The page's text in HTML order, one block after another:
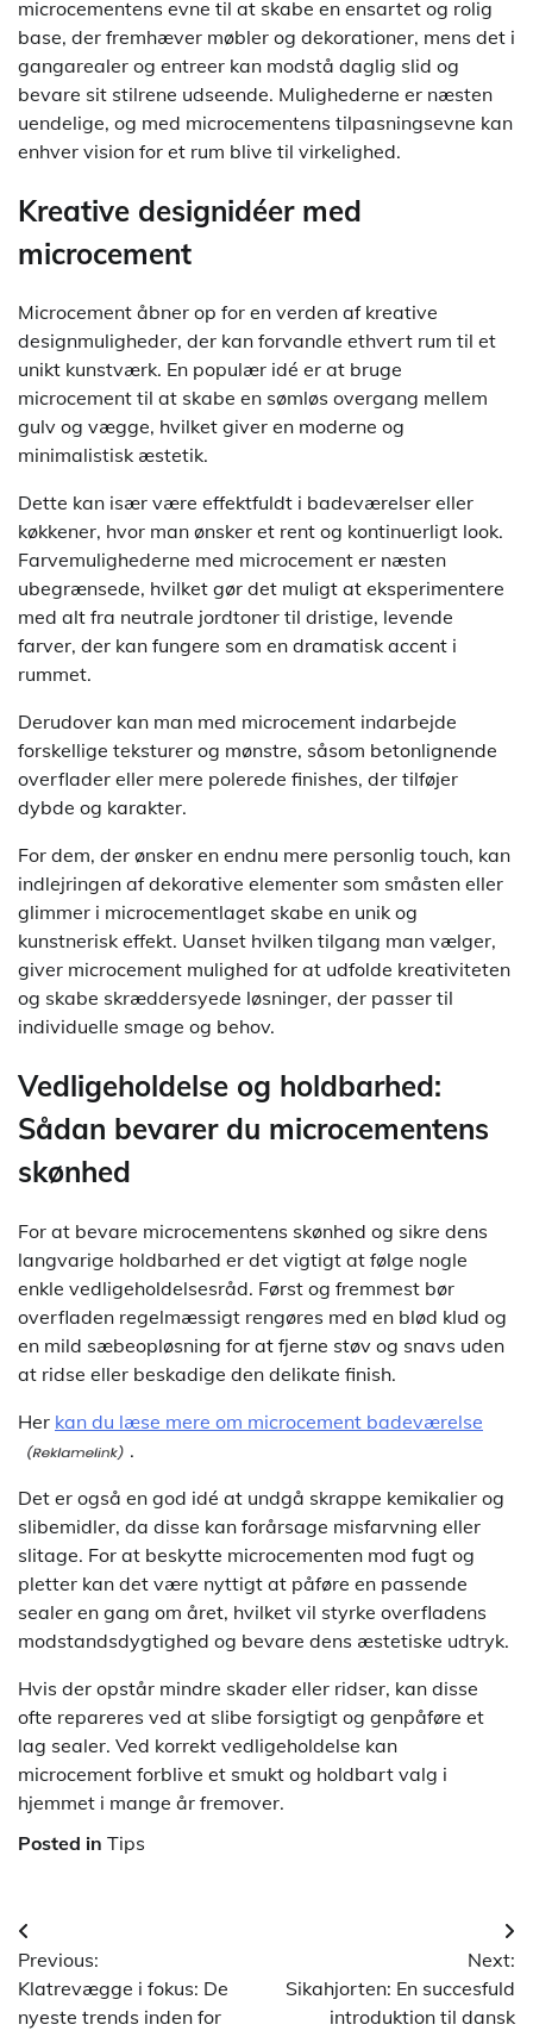
microcementens evne til at skabe en ensartet og rolig
base, der fremhæver møbler og dekorationer, mens det i
gangarealer og entreer kan modstå daglig slid og
bevare sit stilrene udseende. Mulighederne er næsten
uendelige, og med microcementens tilpasningsevne kan
enhver vision for et rum blive til virkelighed.
Kreative designidéer med
microcement
Microcement åbner op for en verden af kreative
designmuligheder, der kan forvandle ethvert rum til et
unikt kunstværk. En populær idé er at bruge
microcement til at skabe en sømløs overgang mellem
gulv og vægge, hvilket giver en moderne og
minimalistisk æstetik.
Dette kan især være effektfuldt i badeværelser eller
køkkener, hvor man ønsker et rent og kontinuerligt look.
Farvemulighederne med microcement er næsten
ubegrænsede, hvilket gør det muligt at eksperimentere
med alt fra neutrale jordtoner til dristige, levende
farver, der kan fungere som en dramatisk accent i
rummet.
Derudover kan man med microcement indarbejde
forskellige teksturer og mønstre, såsom betonlignende
overflader eller mere polerede finishes, der tilføjer
dybde og karakter.
For dem, der ønsker en endnu mere personlig touch, kan
indlejringen af dekorative elementer som småsten eller
glimmer i microcementlaget skabe en unik og
kunstnerisk effekt. Uanset hvilken tilgang man vælger,
giver microcement mulighed for at udfolde kreativiteten
og skabe skræddersyede løsninger, der passer til
individuelle smage og behov.
Vedligeholdelse og holdbarhed:
Sådan bevarer du microcementens
skønhed
For at bevare microcementens skønhed og sikre dens
langvarige holdbarhed er det vigtigt at følge nogle
enkle vedligeholdelsesråd. Først og fremmest bør
overfladen regelmæssigt rengøres med en blød klud og
en mild sæbeopløsning for at fjerne støv og snavs uden
at ridse eller beskadige den delikate finish.
Her kan du læse mere om microcement badeværelse
.
Det er også en god idé at undgå skrappe kemikalier og
slibemidler, da disse kan forårsage misfarvning eller
slitage. For at beskytte microcementen mod fugt og
pletter kan det være nyttigt at påføre en passende
sealer en gang om året, hvilket vil styrke overfladens
modstandsdygtighed og bevare dens æstetiske udtryk.
Hvis der opstår mindre skader eller ridser, kan disse
ofte repareres ved at slibe forsigtigt og genpåføre et
lag sealer. Ved korrekt vedligeholdelse kan
microcement forblive et smukt og holdbart valg i
hjemmet i mange år fremover.
Posted in Tips
Indlægsnavigation
Previous:
Klatrevægge i fokus: De
nyeste trends inden for
Next:
Sikahjorten: En succesfuld
introduktion til dansk